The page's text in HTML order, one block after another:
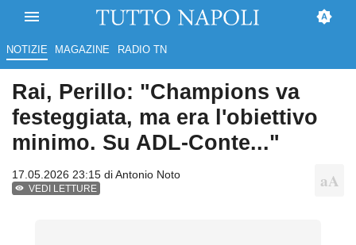
NOTIZIE MAGAZINE RADIO TN
Rai, Perillo: "Champions va
festeggiata, ma era l'obiettivo
minimo. Su ADL-Conte..."
17.05.2026 23:15 diAntonio Noto
VEDI LETTURE